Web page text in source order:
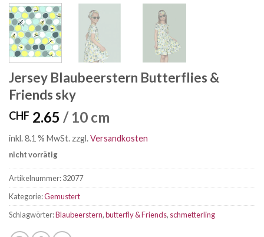
Jersey Blaubeerstern Butterflies &
Friends sky
CHF 2.65 / 10 cm
inkl. 8.1 % MwSt. zzgl.Versandkosten
nicht vorrätig
Artikelnummer:32077
Kategorie:Gemustert
Schlagwörter:Blaubeerstern,butterfly & Friends, schmetterling